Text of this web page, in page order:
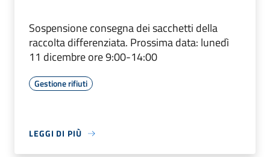
Sospensione consegna dei sacchetti della
raccolta differenziata. Prossima data: lunedì
11 dicembre ore 9:00-14:00
Gestione rifiuti
LEGGI DI PIÙ